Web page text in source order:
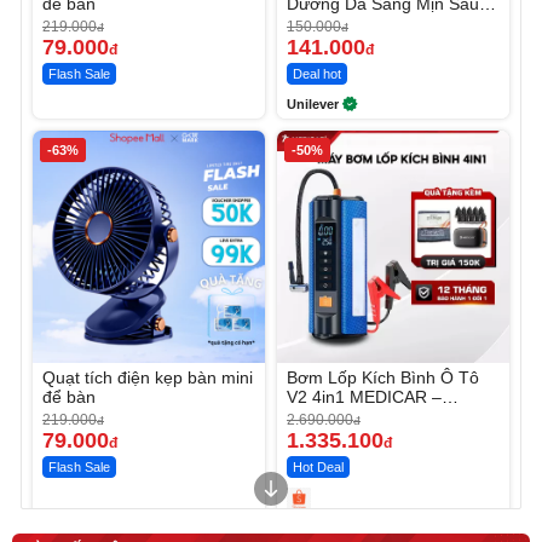
219.000đ
79.000đ
Flash Sale
Ngày
150.000đ
141.000đ
Deal hot
Unilever
-63%
Quạt tích điện kẹp bàn mini
để bàn
219.000đ
79.000đ
Flash Sale
-50%
Bơm Lốp Kích Bình Ô Tô
V2 4in1 MEDICAR –
12.000mAh
2.690.000đ
1.335.100đ
Hot Deal